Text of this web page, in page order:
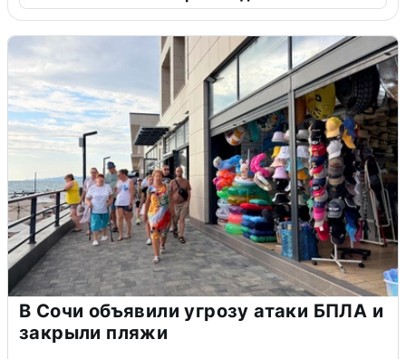
В Сочи объявили угрозу атаки БПЛА и
закрыли пляжи